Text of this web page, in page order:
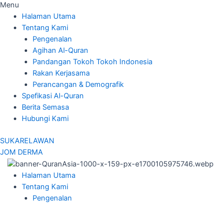
Menu
Halaman Utama
Tentang Kami
Pengenalan
Agihan Al-Quran
Pandangan Tokoh Tokoh Indonesia
Rakan Kerjasama
Perancangan & Demografik
Spefikasi Al-Quran
Berita Semasa
Hubungi Kami
SUKARELAWAN
JOM DERMA
Halaman Utama
Tentang Kami
Pengenalan